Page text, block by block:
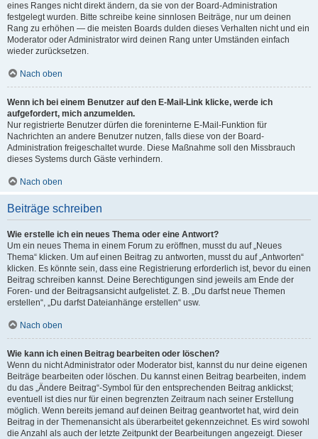
eines Ranges nicht direkt ändern, da sie von der Board-Administration
festgelegt wurden. Bitte schreibe keine sinnlosen Beiträge, nur um deinen
Rang zu erhöhen — die meisten Boards dulden dieses Verhalten nicht und ein
Moderator oder Administrator wird deinen Rang unter Umständen einfach
wieder zurücksetzen.
Nach oben
Wenn ich bei einem Benutzer auf den E-Mail-Link klicke, werde ich
aufgefordert, mich anzumelden.
Nur registrierte Benutzer dürfen die foreninterne E-Mail-Funktion für
Nachrichten an andere Benutzer nutzen, falls diese von der Board-
Administration freigeschaltet wurde. Diese Maßnahme soll den Missbrauch
dieses Systems durch Gäste verhindern.
Nach oben
Beiträge schreiben
Wie erstelle ich ein neues Thema oder eine Antwort?
Um ein neues Thema in einem Forum zu eröffnen, musst du auf „Neues
Thema“ klicken. Um auf einen Beitrag zu antworten, musst du auf „Antworten“
klicken. Es könnte sein, dass eine Registrierung erforderlich ist, bevor du einen
Beitrag schreiben kannst. Deine Berechtigungen sind jeweils am Ende der
Foren- und der Beitragsansicht aufgelistet. Z. B. „Du darfst neue Themen
erstellen“, „Du darfst Dateianhänge erstellen“ usw.
Nach oben
Wie kann ich einen Beitrag bearbeiten oder löschen?
Wenn du nicht Administrator oder Moderator bist, kannst du nur deine eigenen
Beiträge bearbeiten oder löschen. Du kannst einen Beitrag bearbeiten, indem
du das „Ändere Beitrag“-Symbol für den entsprechenden Beitrag anklickst;
eventuell ist dies nur für einen begrenzten Zeitraum nach seiner Erstellung
möglich. Wenn bereits jemand auf deinen Beitrag geantwortet hat, wird dein
Beitrag in der Themenansicht als überarbeitet gekennzeichnet. Es wird sowohl
die Anzahl als auch der letzte Zeitpunkt der Bearbeitungen angezeigt. Dieser